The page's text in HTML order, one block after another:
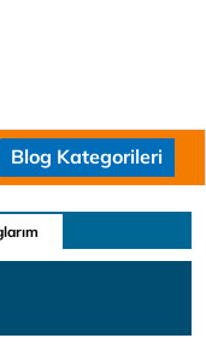
Blog Kategorileri